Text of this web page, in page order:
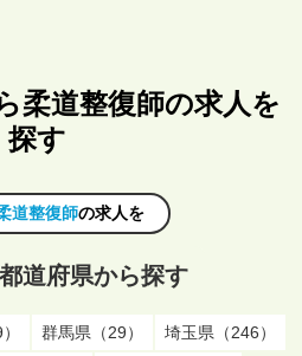
柔道整復師の求人を
探す
道整復師の求人を
道府県から探す
群馬県（29）
埼玉県（246）